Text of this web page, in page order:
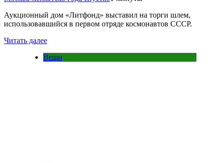
Аукционный дом «Литфонд» выставил на торги шлем,
использовавшийся в первом отряде космонавтов СССР.
Читать далее
Вещи